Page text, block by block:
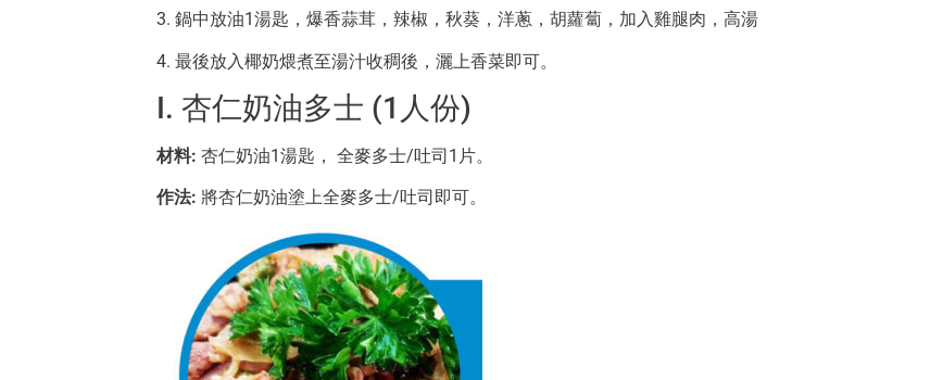
3. 鍋中放油1湯匙，爆香蒜茸，辣椒，秋葵，洋蔥，胡蘿蔔，加入雞腿肉，高湯
4. 最後放入椰奶煨煮至湯汁收稠後，灑上香菜即可。
I. 杏仁奶油多士 (1人份)
材料: 杏仁奶油1湯匙， 全麥多士/吐司1片。
作法: 將杏仁奶油塗上全麥多士/吐司即可。